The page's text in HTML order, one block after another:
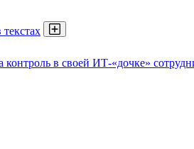
контроль в своей ИТ-«дочке»